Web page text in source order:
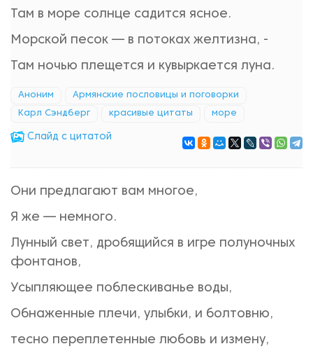
Там в море солнце садится ясное.
Морской песок — в потоках желтизна, -
Там ночью плещется и кувыркается луна.
Аноним Армянские пословицы и поговорки
Карл Сэндберг красивые цитаты море
Cлайд с цитатой
Они предлагают вам многое,
Я же — немного.
Лунный свет, дробящийся в игре полуночных
фонтанов,
Усыпляющее поблескиванье воды,
Обнаженные плечи, улыбки, и болтовню,
тесно переплетенные любовь и измену,